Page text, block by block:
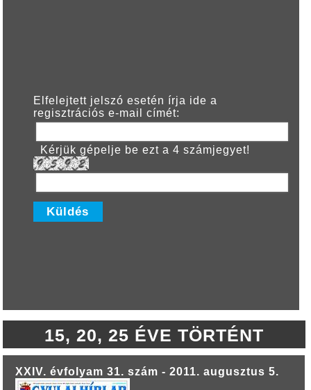
Elfelejtett jelszó esetén írja ide a
regisztrációs e-mail címét:
Kérjük gépelje be ezt a 4 számjegyet!
15, 20, 25 ÉVE TÖRTÉNT
XXIV. évfolyam 31. szám - 2011. augusztus 5.